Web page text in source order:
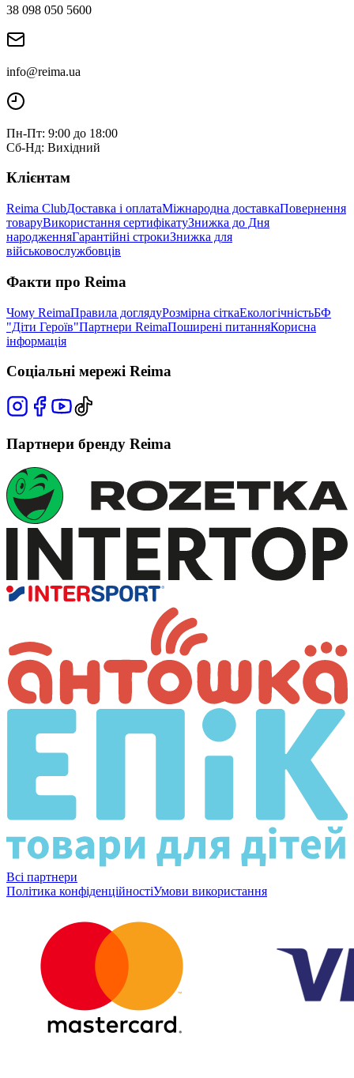
38 098 050 5600
info@reima.ua
Пн-Пт: 9:00 до 18:00
Сб-Нд: Вихідний
Клієнтам
Reima ClubДоставка і оплатаМіжнародна доставкаПовернення
товаруВикористання сертифікатуЗнижка до Дня
народженняГарантійні строкиЗнижка для
військовослужбовців
Факти про Reima
Чому ReimaПравила доглядуРозмірна сіткаЕкологічністьБФ
"Діти Героїв"Партнери ReimaПоширені питанняКорисна
інформація
Соціальні мережі Reima
Партнери бренду Reima
Всі партнери
Політика конфіденційностіУмови використання